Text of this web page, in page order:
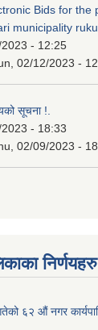
Bids for the
municipality
- 12:25
02/12/2023 -
सूचना !.
- 18:33
02/09/2023 -
निर्णयहरु
६२ औं नगर